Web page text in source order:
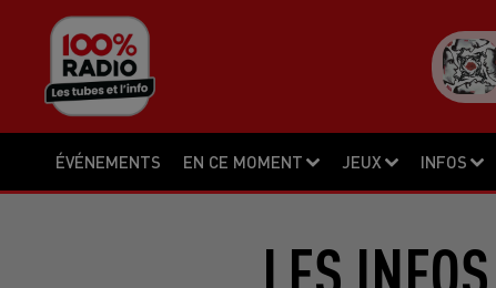
ÉVÉNEMENTS EN CE MOMENT JEUX INFOS
LES